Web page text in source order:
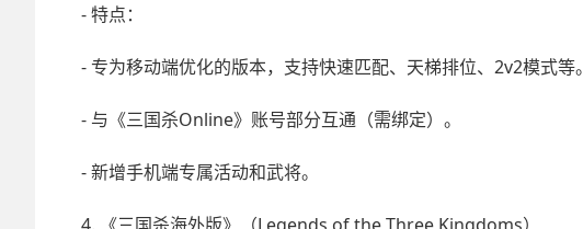
- 特点：
- 专为移动端优化的版本，支持快速匹配、天梯排位、2v2模式等。
- 与《三国杀Online》账号部分互通（需绑定）。
- 新增手机端专属活动和武将。